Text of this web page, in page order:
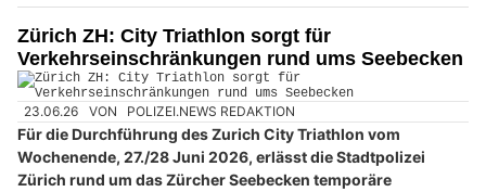
Zürich ZH: City Triathlon sorgt für
Verkehrseinschränkungen rund ums Seebecken
23.06.26 VON POLIZEI.NEWS REDAKTION
Für die Durchführung des Zurich City Triathlon vom
Wochenende, 27./28 Juni 2026, erlässt die Stadtpolizei
Zürich rund um das Zürcher Seebecken temporäre